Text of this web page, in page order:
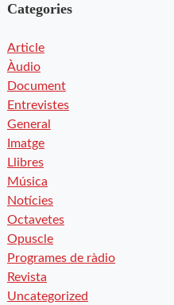
Categories
Article
Àudio
Document
Entrevistes
General
Imatge
Llibres
Música
Notícies
Octavetes
Opuscle
Programes de ràdio
Revista
Uncategorized